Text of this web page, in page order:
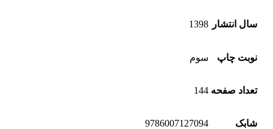
سال انتشار 1398
نوبت چاپ سوم
تعداد صفحه 144
شابک 9786007127094